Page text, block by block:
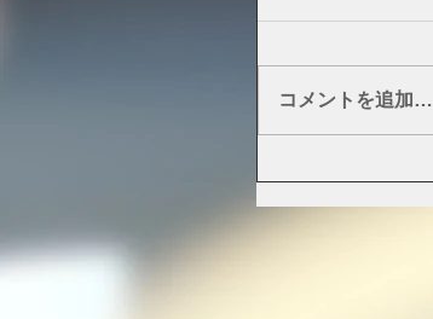
コメントを追加…